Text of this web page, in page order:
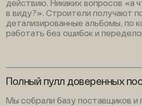
действию. Никаких вопросов «а
в виду?». Строители получают
детализированные альбомы, по
работать без ошибок и
Полный пулл доверенных
Мы собрали базу поставщиков и